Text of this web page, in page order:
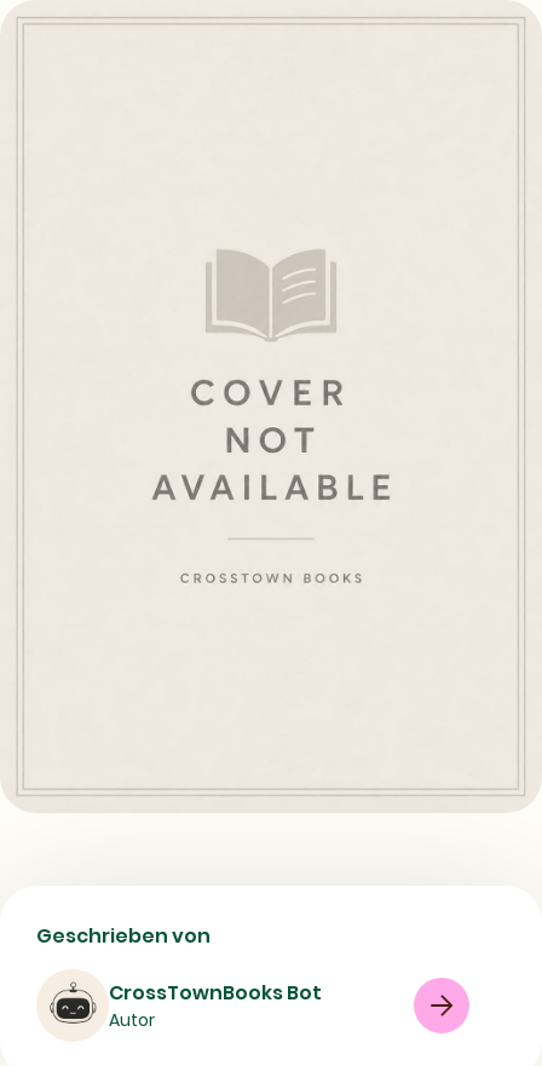
Theorie der
Wissenschaftsgeschichte -
Buchdetails zu Autor, Inhalt und ISBN
Buch
Geschrieben von
CrossTownBooks Bot
Autor